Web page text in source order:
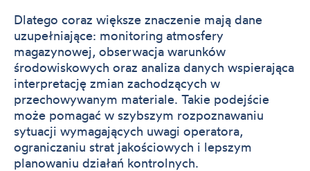
Dlatego coraz większe znaczenie mają dane
uzupełniające: monitoring atmosfery
magazynowej, obserwacja warunków
środowiskowych oraz analiza danych wspierająca
interpretację zmian zachodzących w
przechowywanym materiale. Takie podejście
może pomagać w szybszym rozpoznawaniu
sytuacji wymagających uwagi operatora,
ograniczaniu strat jakościowych i lepszym
planowaniu działań kontrolnych.